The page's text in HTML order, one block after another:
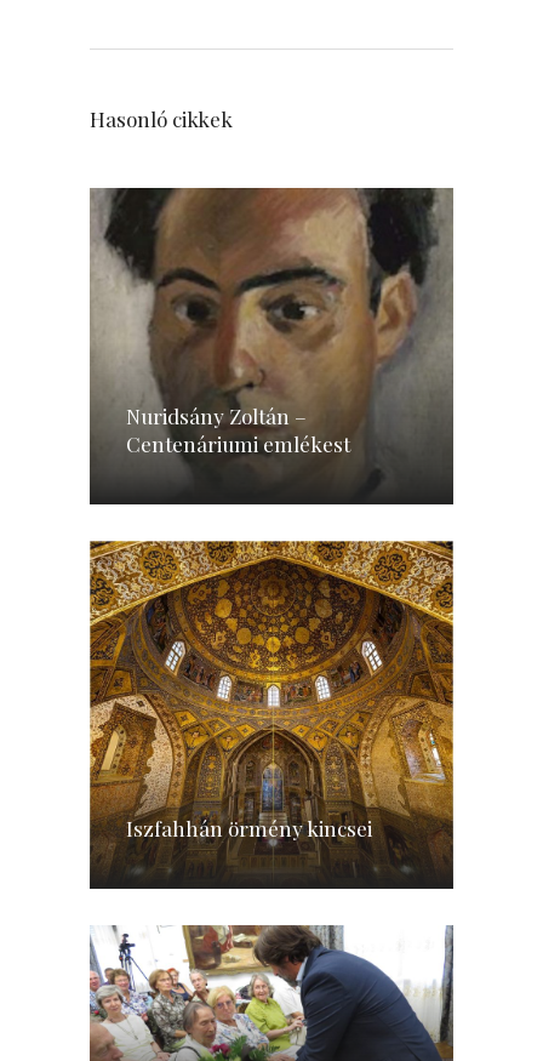
Hasonló cikkek
Nuridsány Zoltán –
Centenáriumi emlékest
Iszfahhán örmény kincsei